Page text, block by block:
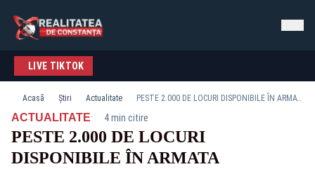
LIVE TIKTOK
Acasă Știri Actualitate PESTE 2.000 DE LOCURI DISPONIBILE ÎN ARMATA ROMÂNĂ. MAPN DEMAREAZĂ CAMPANIA DE RECRUTARE
ACTUALITATE· 4 min citire
PESTE 2.000 DE LOCURI
DISPONIBILE ÎN ARMATA